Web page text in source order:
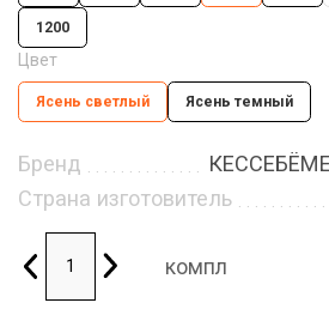
1200
Цвет
Ясень светлый Ясень темный
Бренд
Страна изготовитель
компл